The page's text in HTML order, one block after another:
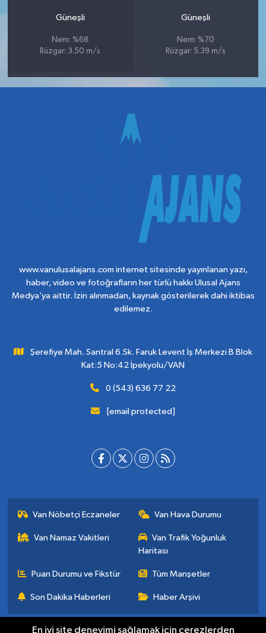
Güneşli
Nem: %68
Rüzgar: 3.50 m/s
Güneşli
Nem: %70
Rüzgar: 5.39 m/s
www.vanulusalajans.com internet sitesinde yayınlanan yazı,
haber, video ve fotoğrafların her türlü hakkı Ulusal Ajans
Medya’ya aittir. İzin alınmadan, kaynak gösterilerek dahi iktibas
edilemez.
Şerefiye Mah. Santral 6.Sk. Faruk Levent İş Merkezi B Blok
Kat:5 No:42 İpekyolu/VAN
0 (543) 636 77 22
[email protected]
Van Nöbetçi Eczaneler Van Hava Durumu
Van Namaz Vakitleri
Van Trafik Yoğunluk
Haritası
Puan Durumu ve Fikstür Tüm Manşetler
Son Dakika Haberleri Haber Arşivi
En iyi site deneyimi sağlamak için çerezlerden